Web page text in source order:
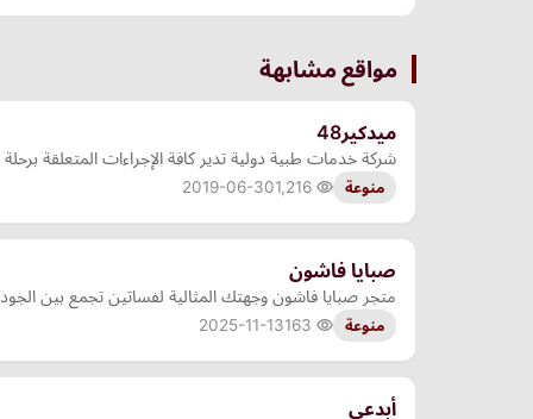
مواقع مشابهة
ميدكير48
شركة خدمات طبية دولية تدير كافة الإجراءات المتعلقة برحلة
منوعة 2019-06-30
صبايا فاشون
متجر صبايا فاشون وجهتك المثالية لفساتين تجمع بين
منوعة 2025-11-13
أبدعي